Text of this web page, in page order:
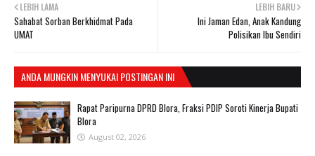
LEBIH BARU
Ini Jaman Edan, Anak Kandung
Polisikan Ibu Sendiri
LEBIH LAMA
Sahabat Sorban Berkhidmat Pada
UMAT
ANDA MUNGKIN MENYUKAI POSTINGAN INI
Rapat Paripurna DPRD Blora, Fraksi PDIP Soroti Kinerja Bupati
Blora
August 02, 2026